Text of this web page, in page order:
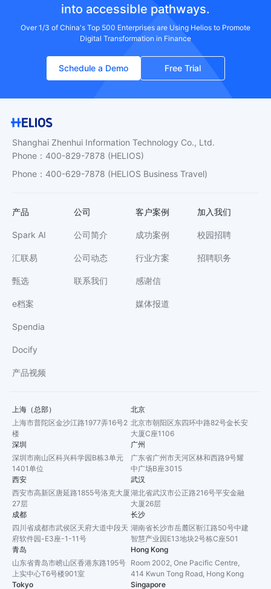
into accessible pathways.
Over 1/3 of China's Top 500 Enterprises are Using Helios to Promote
Digital Transformation in Finance
Schedule a Demo Free Trial
Shanghai Zhenhui Information Technology Co., Ltd.
Phone ： 400-829-7878 (HELIOS)
Phone ： 400-629-7878 (HELIOS Business Travel)
产品
Spark AI
汇联易
甄选
e档案
Spendia
Docify
产品视频
公司
公司简介
公司动态
联系我们
客户案例
成功案例
行业方案
感谢信
媒体报道
加入我们
校园招聘
招聘职务
上海（总部）
上海市普陀区金沙江路1977弄16号2
楼
北京
北京市朝阳区东四环中路82号金长安
大厦C座1106
深圳
深圳市南山区科兴科学园B栋3单元
1401单位
广州
广东省广州市天河区林和西路9号耀
中广场B座3015
西安
西安市高新区唐延路1855号洛克大厦
27层
武汉
湖北省武汉市公正路216号平安金融
大厦26层
成都
四川省成都市武侯区天府大道中段天
府软件园-E3座-1-11号
长沙
湖南省长沙市岳麓区靳江路50号中建
智慧产业园E13地块2号栋C座501
青岛
山东省青岛市崂山区香港东路195号
上实中心T6号楼901室
Hong Kong
Room 2002, One Pacific Centre,
414 Kwun Tong Road, Hong Kong
Tokyo
Singapore